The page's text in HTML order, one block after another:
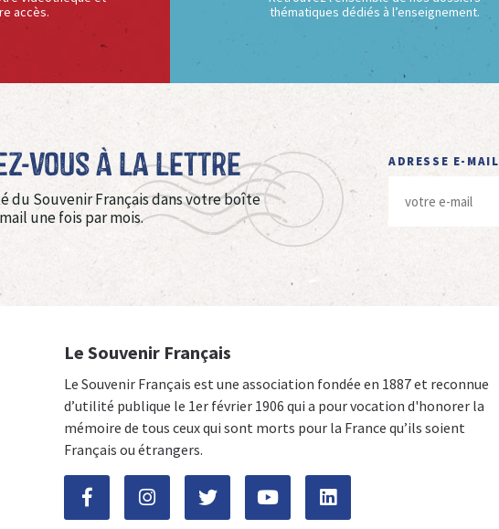
accès.
thématiques dédiés à l’enseignement.
vous à La Lettre
du Souvenir Français dans votre boîte
mail une fois par mois.
ADRESSE E-MAIL
Le Souvenir Français
Le Souvenir Français est une association fondée en 1887 et reconnue
d’utilité publique le 1er février 1906 qui a pour vocation d'honorer la
mémoire de tous ceux qui sont morts pour la France qu’ils soient
Français ou étrangers.